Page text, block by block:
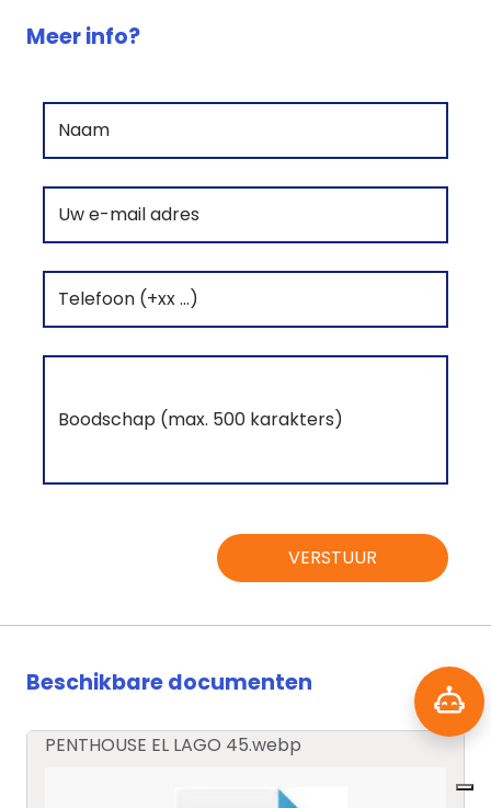
Meer info?
VERSTUUR
Beschikbare documenten
PENTHOUSE EL LAGO 45.webp